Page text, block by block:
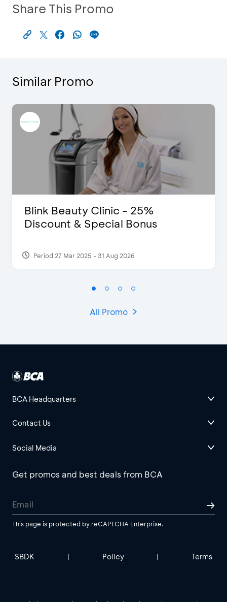
Share This Promo
Similar Promo
Blink Beauty Clinic - 25%
Discount & Special Bonus
Period 27 Mar 2025 - 31 Aug 2026
All Promo
BCA Headquarters
Contact Us
Social Media
Get promos and best deals from BCA
This page is protected by reCAPTCHA Enterprise.
SBDK | Policy | Terms